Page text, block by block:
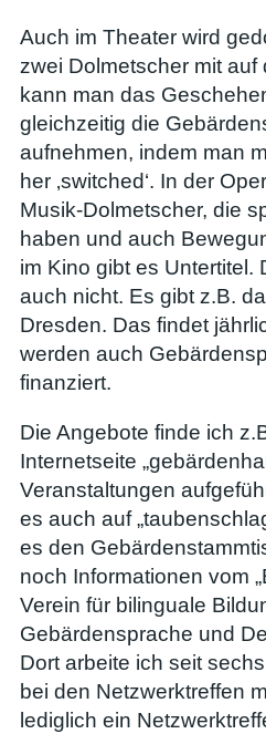
Auch im Theater wird
zwei Dolmetscher mit auf
kann man das
gleichzeitig die
aufnehmen, indem man
her ‚switched‘. In der
Musik-Dolmetscher, die
haben und auch
im Kino gibt es Untertitel.
auch nicht. Es gibt z.B.
Dresden. Das findet
werden auch
finanziert.
Die Angebote finde ich
Internetseite
Veranstaltungen
es auch auf
es den
noch Informationen vom
Verein für bilinguale
Gebärdensprache und
Dort arbeite ich seit
bei den Netzwerktreffen
lediglich ein